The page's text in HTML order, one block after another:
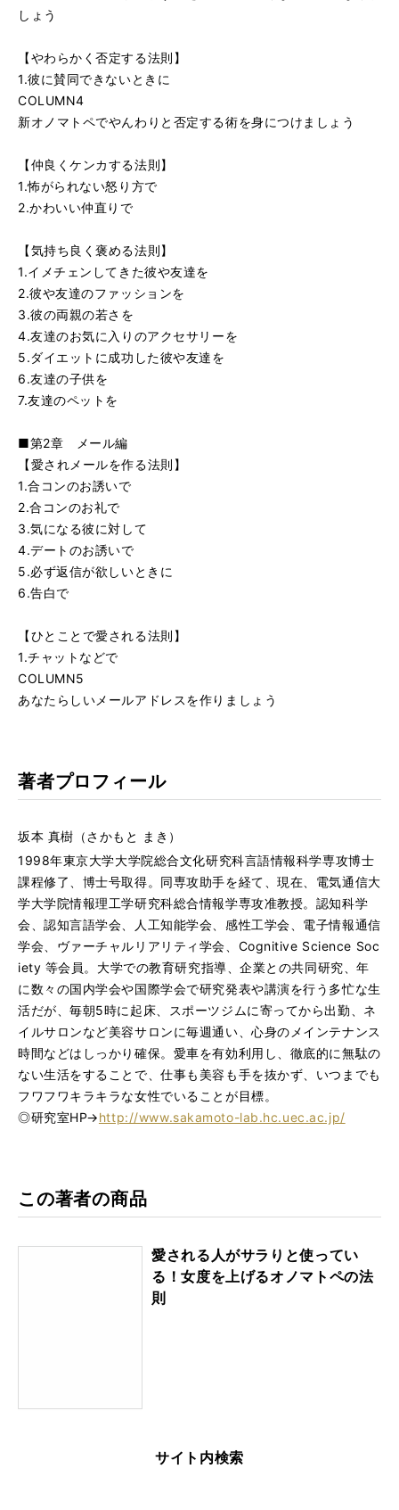
しょう
【やわらかく否定する法則】
1.彼に賛同できないときに
COLUMN4
新オノマトペでやんわりと否定する術を身につけましょう
【仲良くケンカする法則】
1.怖がられない怒り方で
2.かわいい仲直りで
【気持ち良く褒める法則】
1.イメチェンしてきた彼や友達を
2.彼や友達のファッションを
3.彼の両親の若さを
4.友達のお気に入りのアクセサリーを
5.ダイエットに成功した彼や友達を
6.友達の子供を
7.友達のペットを
■第2章 メール編
【愛されメールを作る法則】
1.合コンのお誘いで
2.合コンのお礼で
3.気になる彼に対して
4.デートのお誘いで
5.必ず返信が欲しいときに
6.告白で
【ひとことで愛される法則】
1.チャットなどで
COLUMN5
あなたらしいメールアドレスを作りましょう
著者プロフィール
坂本 真樹（さかもと まき）
1998年東京大学大学院総合文化研究科言語情報科学専攻博士
課程修了、博士号取得。同専攻助手を経て、現在、電気通信大
学大学院情報理工学研究科総合情報学専攻准教授。認知科学
会、認知言語学会、人工知能学会、感性工学会、電子情報通信
学会、ヴァーチャルリアリティ学会、Cognitive Science Soc
iety 等会員。大学での教育研究指導、企業との共同研究、年
に数々の国内学会や国際学会で研究発表や講演を行う多忙な生
活だが、毎朝5時に起床、スポーツジムに寄ってから出勤、ネ
イルサロンなど美容サロンに毎週通い、心身のメインテナンス
時間などはしっかり確保。愛車を有効利用し、徹底的に無駄の
ない生活をすることで、仕事も美容も手を抜かず、いつまでも
フワフワキラキラな女性でいることが目標。
◎研究室HP→http://www.sakamoto-lab.hc.uec.ac.jp/
この著者の商品
愛される人がサラりと使ってい
る！女度を上げるオノマトペの法
則
サイト内検索